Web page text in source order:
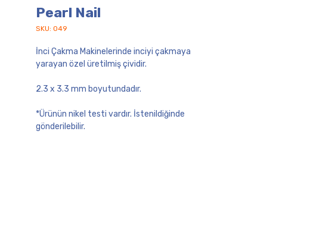
Pearl Nail
SKU: 049
İnci Çakma Makinelerinde inciyi çakmaya
yarayan özel üretilmiş çividir.
2.3 x 3.3 mm boyutundadır.
*Ürünün nikel testi vardır. İstenildiğinde
gönderilebilir.